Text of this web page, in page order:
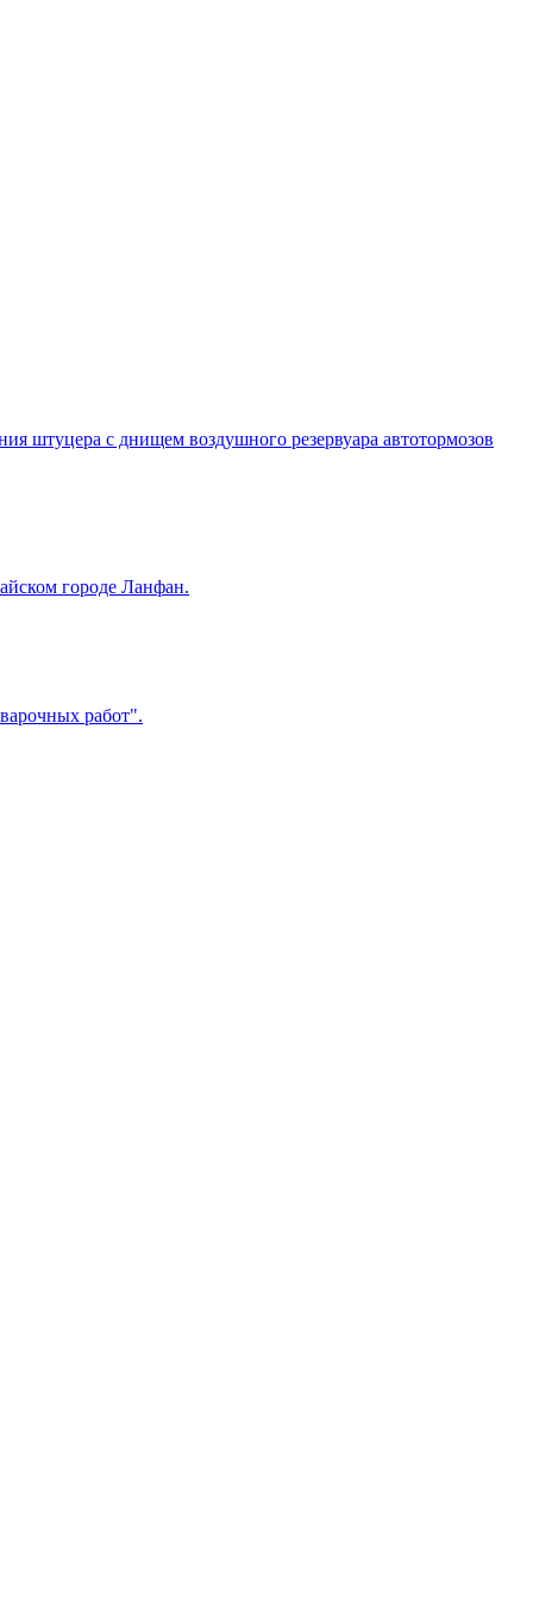
штуцера с днищем воздушного резервуара автотормозов
городе Ланфан.
работ".